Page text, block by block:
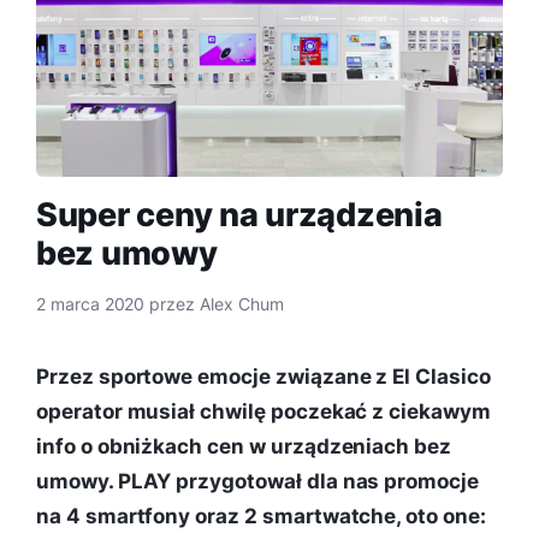
Super ceny na urządzenia
bez umowy
2 marca 2020 przez Alex Chum
Przez sportowe emocje związane z El Clasico
operator musiał chwilę poczekać z ciekawym
info o obniżkach cen w urządzeniach bez
umowy. PLAY przygotował dla nas promocje
na 4 smartfony oraz 2 smartwatche, oto one: